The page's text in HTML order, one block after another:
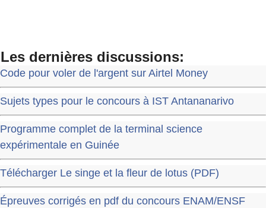
Les dernières discussions:
Code pour voler de l'argent sur Airtel Money
Sujets types pour le concours à IST Antananarivo
Programme complet de la terminal science
expérimentale en Guinée
Télécharger Le singe et la fleur de lotus (PDF)
Épreuves corrigés en pdf du concours ENAM/ENSF